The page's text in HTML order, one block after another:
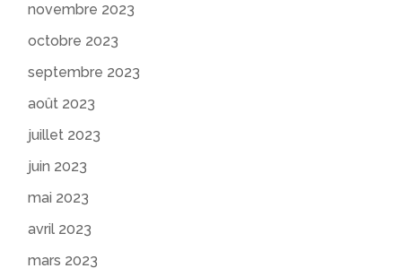
novembre 2023
octobre 2023
septembre 2023
août 2023
juillet 2023
juin 2023
mai 2023
avril 2023
mars 2023